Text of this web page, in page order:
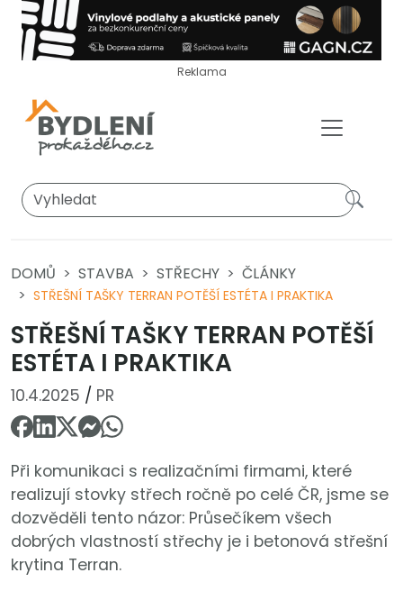
Reklama
DOMŮ STAVBA STŘECHY ČLÁNKY
STŘEŠNÍ TAŠKY TERRAN POTĚŠÍ ESTÉTA I PRAKTIKA
STŘEŠNÍ TAŠKY TERRAN POTĚŠÍ
ESTÉTA I PRAKTIKA
10.4.2025 / PR
Při komunikaci s realizačními firmami, které
realizují stovky střech ročně po celé ČR, jsme se
dozvěděli tento názor: Průsečíkem všech
dobrých vlastností střechy je i betonová střešní
krytina Terran.